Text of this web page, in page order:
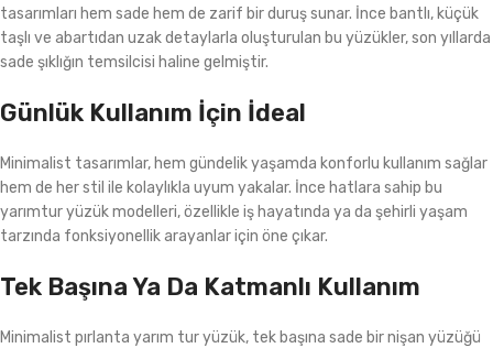
tasarımları hem sade hem de zarif bir duruş sunar. İnce bantlı, küçük
taşlı ve abartıdan uzak detaylarla oluşturulan bu yüzükler, son yıllarda
sade şıklığın temsilcisi haline gelmiştir.
Günlük Kullanım İçin İdeal
Minimalist tasarımlar, hem gündelik yaşamda konforlu kullanım sağlar
hem de her stil ile kolaylıkla uyum yakalar. İnce hatlara sahip bu
yarımtur yüzük modelleri, özellikle iş hayatında ya da şehirli yaşam
tarzında fonksiyonellik arayanlar için öne çıkar.
Tek Başına Ya Da Katmanlı Kullanım
Minimalist pırlanta yarım tur yüzük, tek başına sade bir nişan yüzüğü